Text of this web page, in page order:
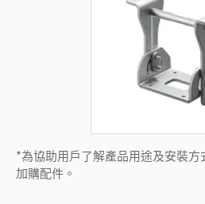
*為協助用戶了解產品用途及安裝
加購配件。